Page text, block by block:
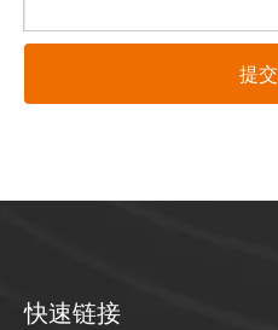
提交
快速链接